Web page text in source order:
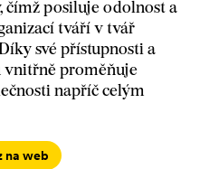
čímž posiluje odolnost a
tváří v tvář
své přístupnosti a
proměňuje
napříč celým
na web